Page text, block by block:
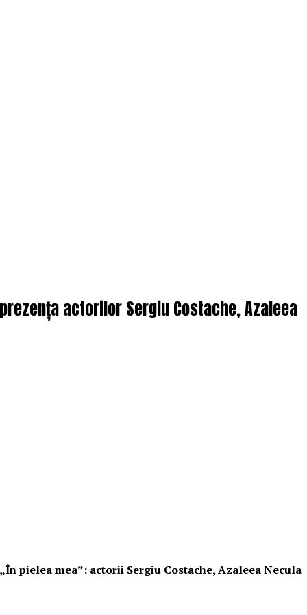
actorilor Sergiu Costache, Azaleea
pielea mea”: actorii Sergiu Costache, Azaleea Necula